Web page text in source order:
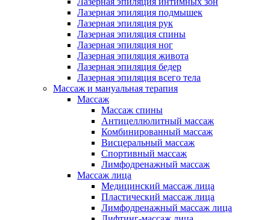
Лазерная эпиляция подмышек
Лазерная эпиляция рук
Лазерная эпиляция спины
Лазерная эпиляция ног
Лазерная эпиляция живота
Лазерная эпиляция бедер
Лазерная эпиляция всего тела
Массаж и мануальная терапия
Массаж
Массаж спины
Антицеллюлитный массаж
Комбинированный массаж
Висцеральный массаж
Спортивный массаж
Лимфодренажный массаж
Массаж лица
Медицинский массаж лица
Пластический массаж лица
Лимфодренажный массаж лица